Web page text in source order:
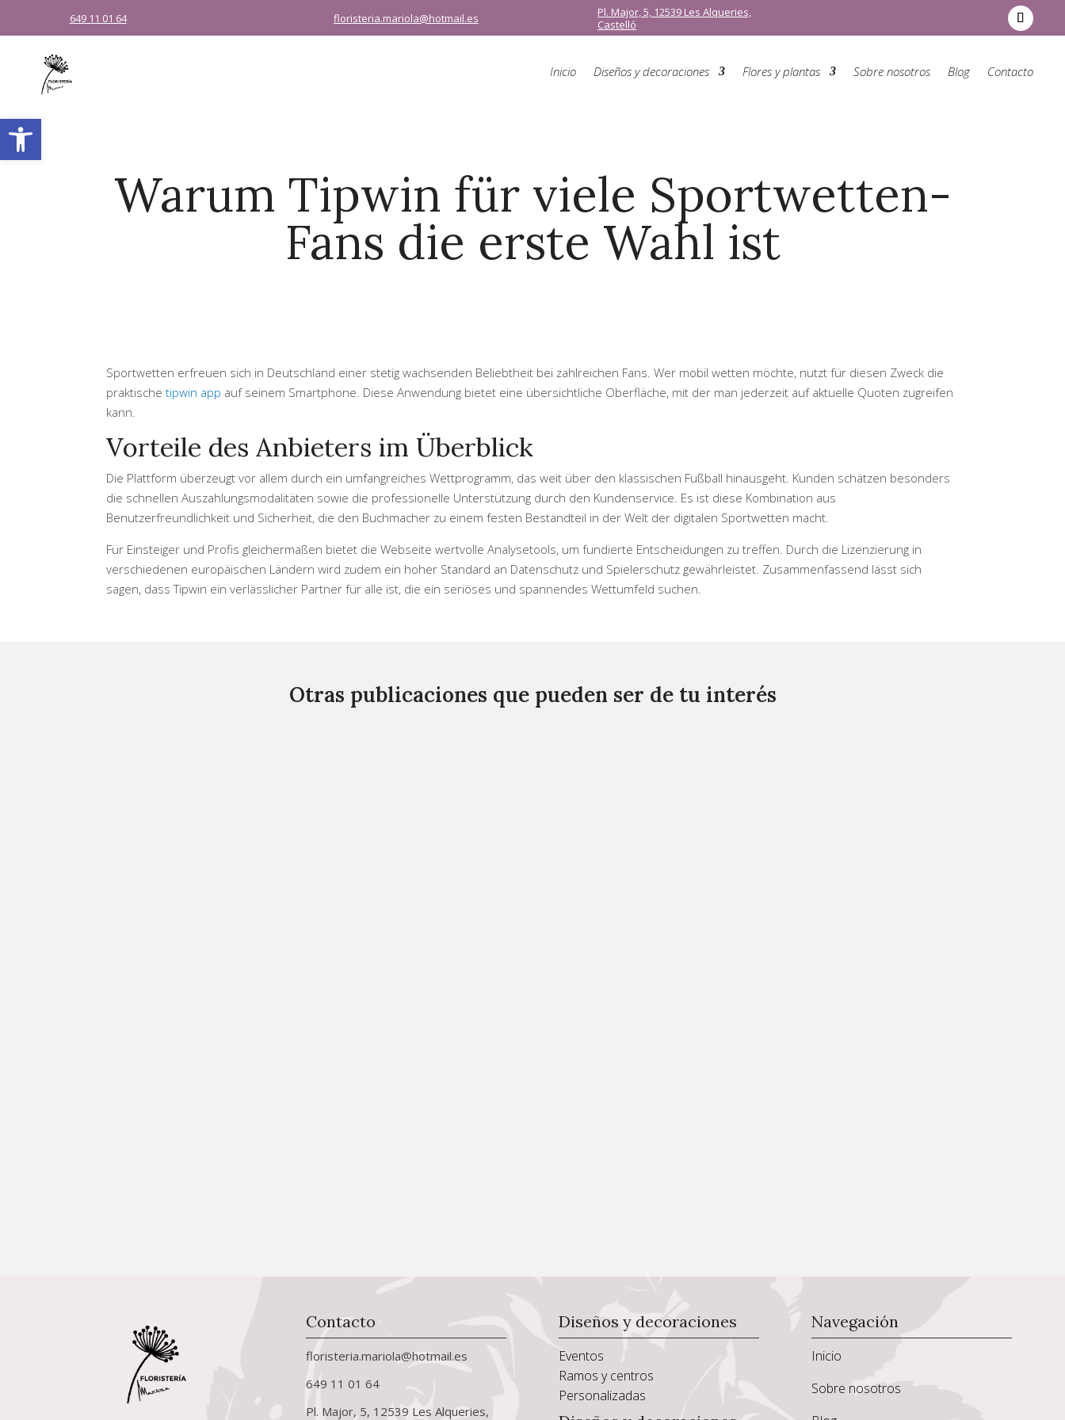
649 11 01 64 floristeria.mariola@hotmail.es
Pl. Major, 5, 12539 Les Alqueries,
Castelló
Inicio Diseños y decoraciones Flores y plantas Sobre nosotros Blog Contacto
Warum Tipwin für viele Sportwetten-
Fans die erste Wahl ist
Sportwetten erfreuen sich in Deutschland einer stetig wachsenden Beliebtheit bei zahlreichen Fans. Wer mobil wetten möchte, nutzt für diesen Zweck die
praktischetipwin app auf seinem Smartphone. Diese Anwendung bietet eine übersichtliche Oberfläche, mit der man jederzeit auf aktuelle Quoten zugreifen
kann.
Vorteile des Anbieters im Überblick
Die Plattform überzeugt vor allem durch ein umfangreiches Wettprogramm, das weit über den klassischen Fußball hinausgeht. Kunden schätzen besonders
die schnellen Auszahlungsmodalitäten sowie die professionelle Unterstützung durch den Kundenservice. Es ist diese Kombination aus
Benutzerfreundlichkeit und Sicherheit, die den Buchmacher zu einem festen Bestandteil in der Welt der digitalen Sportwetten macht.
Für Einsteiger und Profis gleichermaßen bietet die Webseite wertvolle Analysetools, um fundierte Entscheidungen zu treffen. Durch die Lizenzierung in
verschiedenen europäischen Ländern wird zudem ein hoher Standard an Datenschutz und Spielerschutz gewährleistet. Zusammenfassend lässt sich
sagen, dass Tipwin ein verlässlicher Partner für alle ist, die ein seriöses und spannendes Wettumfeld suchen.
Otras publicaciones que pueden ser de tu interés
Contacto
floristeria.mariola@hotmail.es
649 11 01 64
Pl. Major, 5, 12539 Les Alqueries,
Diseños y decoraciones
Eventos
Ramos y centros
Personalizadas
Navegación
Inicio
Sobre nosotros
Abrir barra de herramientas